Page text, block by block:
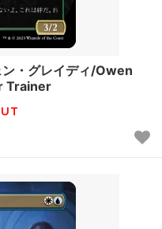
・グレイディ/Owen
Trainer